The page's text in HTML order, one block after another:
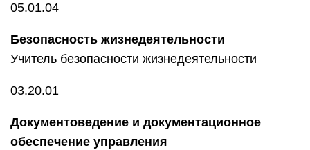
05.01.04
Безопасность жизнедеятельности
Учитель безопасности жизнедеятельности
03.20.01
Документоведение и документационное
обеспечение управления